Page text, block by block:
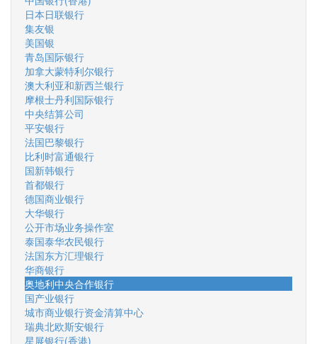
日本日联银行
集友银
美国银
青岛国际银行
加拿大蒙特利尔银行
澳大利亚和新西兰银行
摩根士丹利国际银行
中央结算公司
平安银行
法国巴黎银行
比利时富通银行
国新韩银行
首都银行
德国商业银行
大华银行
公开市场业务操作室
泰国泰华农民银行
法国东方汇理银行
华商银行
奥地利中央合作银行
国产业银行
城市商业银行资金清算中心
瑞典北欧斯安银行
星展银行(香港)